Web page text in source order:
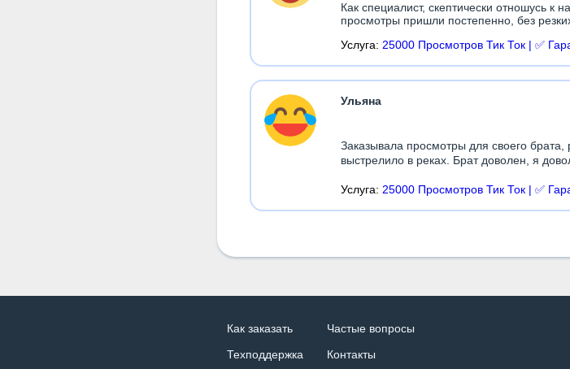
Как специалист, скептически отношусь к
просмотры пришли постепенно, без
Услуга: 25000 Просмотров Тик Ток | ✅
Ульяна
Заказывала просмотры для своего
выстрелило в реках. Брат доволен, я
Услуга: 25000 Просмотров Тик Ток | ✅
Как заказать
Частые вопросы
Техподдержка
Контакты